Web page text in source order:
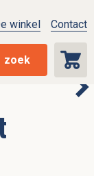
zoek
winkel Contact